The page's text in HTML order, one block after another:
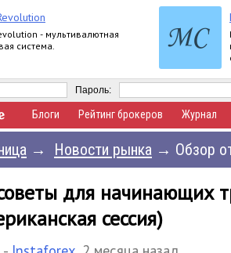
- мультивалютная
система.
Пароль:
Блоги Рейтинг брокеров Журнал
→ Новости рынка → Обзор
для начинающих
сессия)